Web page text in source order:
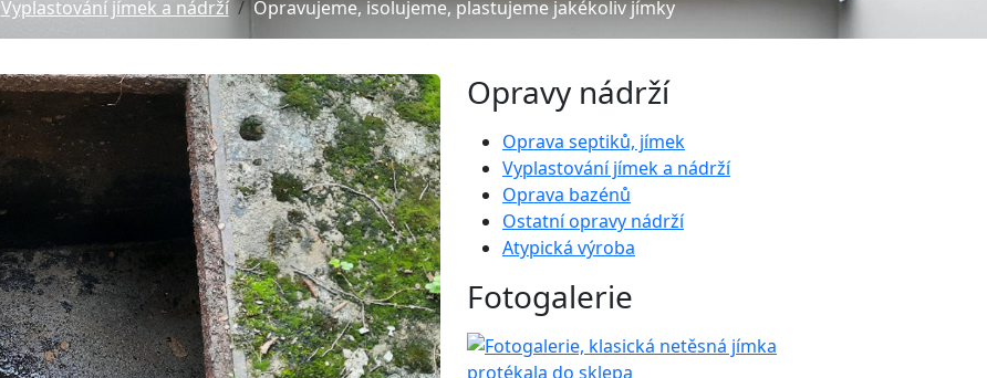
Vyplastování jímek a nádrží Opravujeme, isolujeme, plastujeme jakékoliv jímky
Opravy nádrží
Oprava septiků, jímek
Vyplastování jímek a nádrží
Oprava bazénů
Ostatní opravy nádrží
Atypická výroba
Fotogalerie